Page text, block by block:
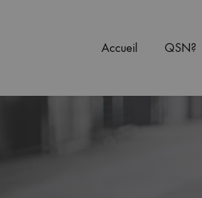
Accueil QSN?